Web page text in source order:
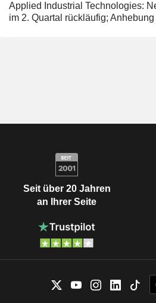
Applied Industrial Technologies:
im 2. Quartal rückläufig;
Seit über 20 Jahren
an Ihrer Seite